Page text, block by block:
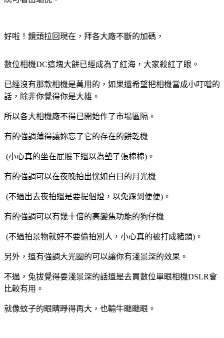
好啦！鏡頭拉回現在，拜各大廠不斷的加碼，
數位相機DC這塊大餅已經成為了紅海，大家殺紅了眼。
已經沒有那款相機是萬用的，如果還希望把相機當成小叮噹的
話，除非你覺得你是大雄。
所以各大相機廠不得已開始作了市場區隔。
有的強調薄得讓妳忘了它的存在的餅乾機
(小心真的坐在屁股下還以為墊了張棉棉) 。
有的強調可以在夜晚拍出恍如白日的月光機
(不過出去夜拍還是要提個燈，以免踩到便便) 。
有的強調可以有幾十倍的高變焦功能的狗仔機
(不過拍景物就好不要偷拍別人，小心真的被打成豬頭) 。
另外，還有強調大光圈的可以讓你有淺景深的效果。
不過，兔拔覺得要淺景深的話還是去買數位單眼相機DSLR會
比較有用。
就像蚊子的眼睛睜得再大，也輸牛瞇瞇眼。